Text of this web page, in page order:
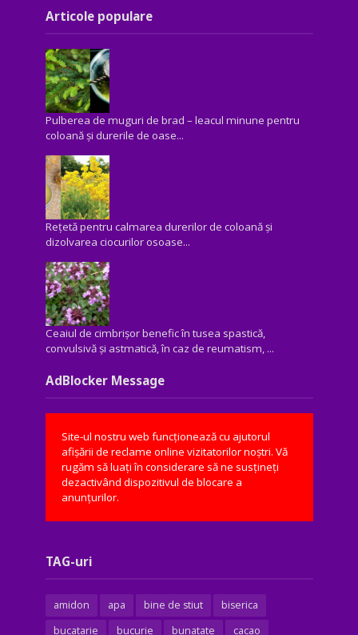
Articole populare
Pulberea de muguri de brad – leacul minune pentru
coloană și durerile de oase...
Rețetă pentru calmarea durerilor de coloană și
dizolvarea ciocurilor osoase...
Ceaiul de cimbrișor benefic în tusea spastică,
convulsivă şi astmatică, în caz de reumatism, ...
AdBlocker Message
Site-ul nostru web funcționează cu ajutorul
afișării de reclame online vizitatorilor noștri. Vă
rugăm să luați în considerare să ne susțineți
dezactivând dispozitivul de blocare a
anunțurilor.
TAG-uri
amidon apa bine de stiut
biserica
bucatarie
bucurie bunatate cacao